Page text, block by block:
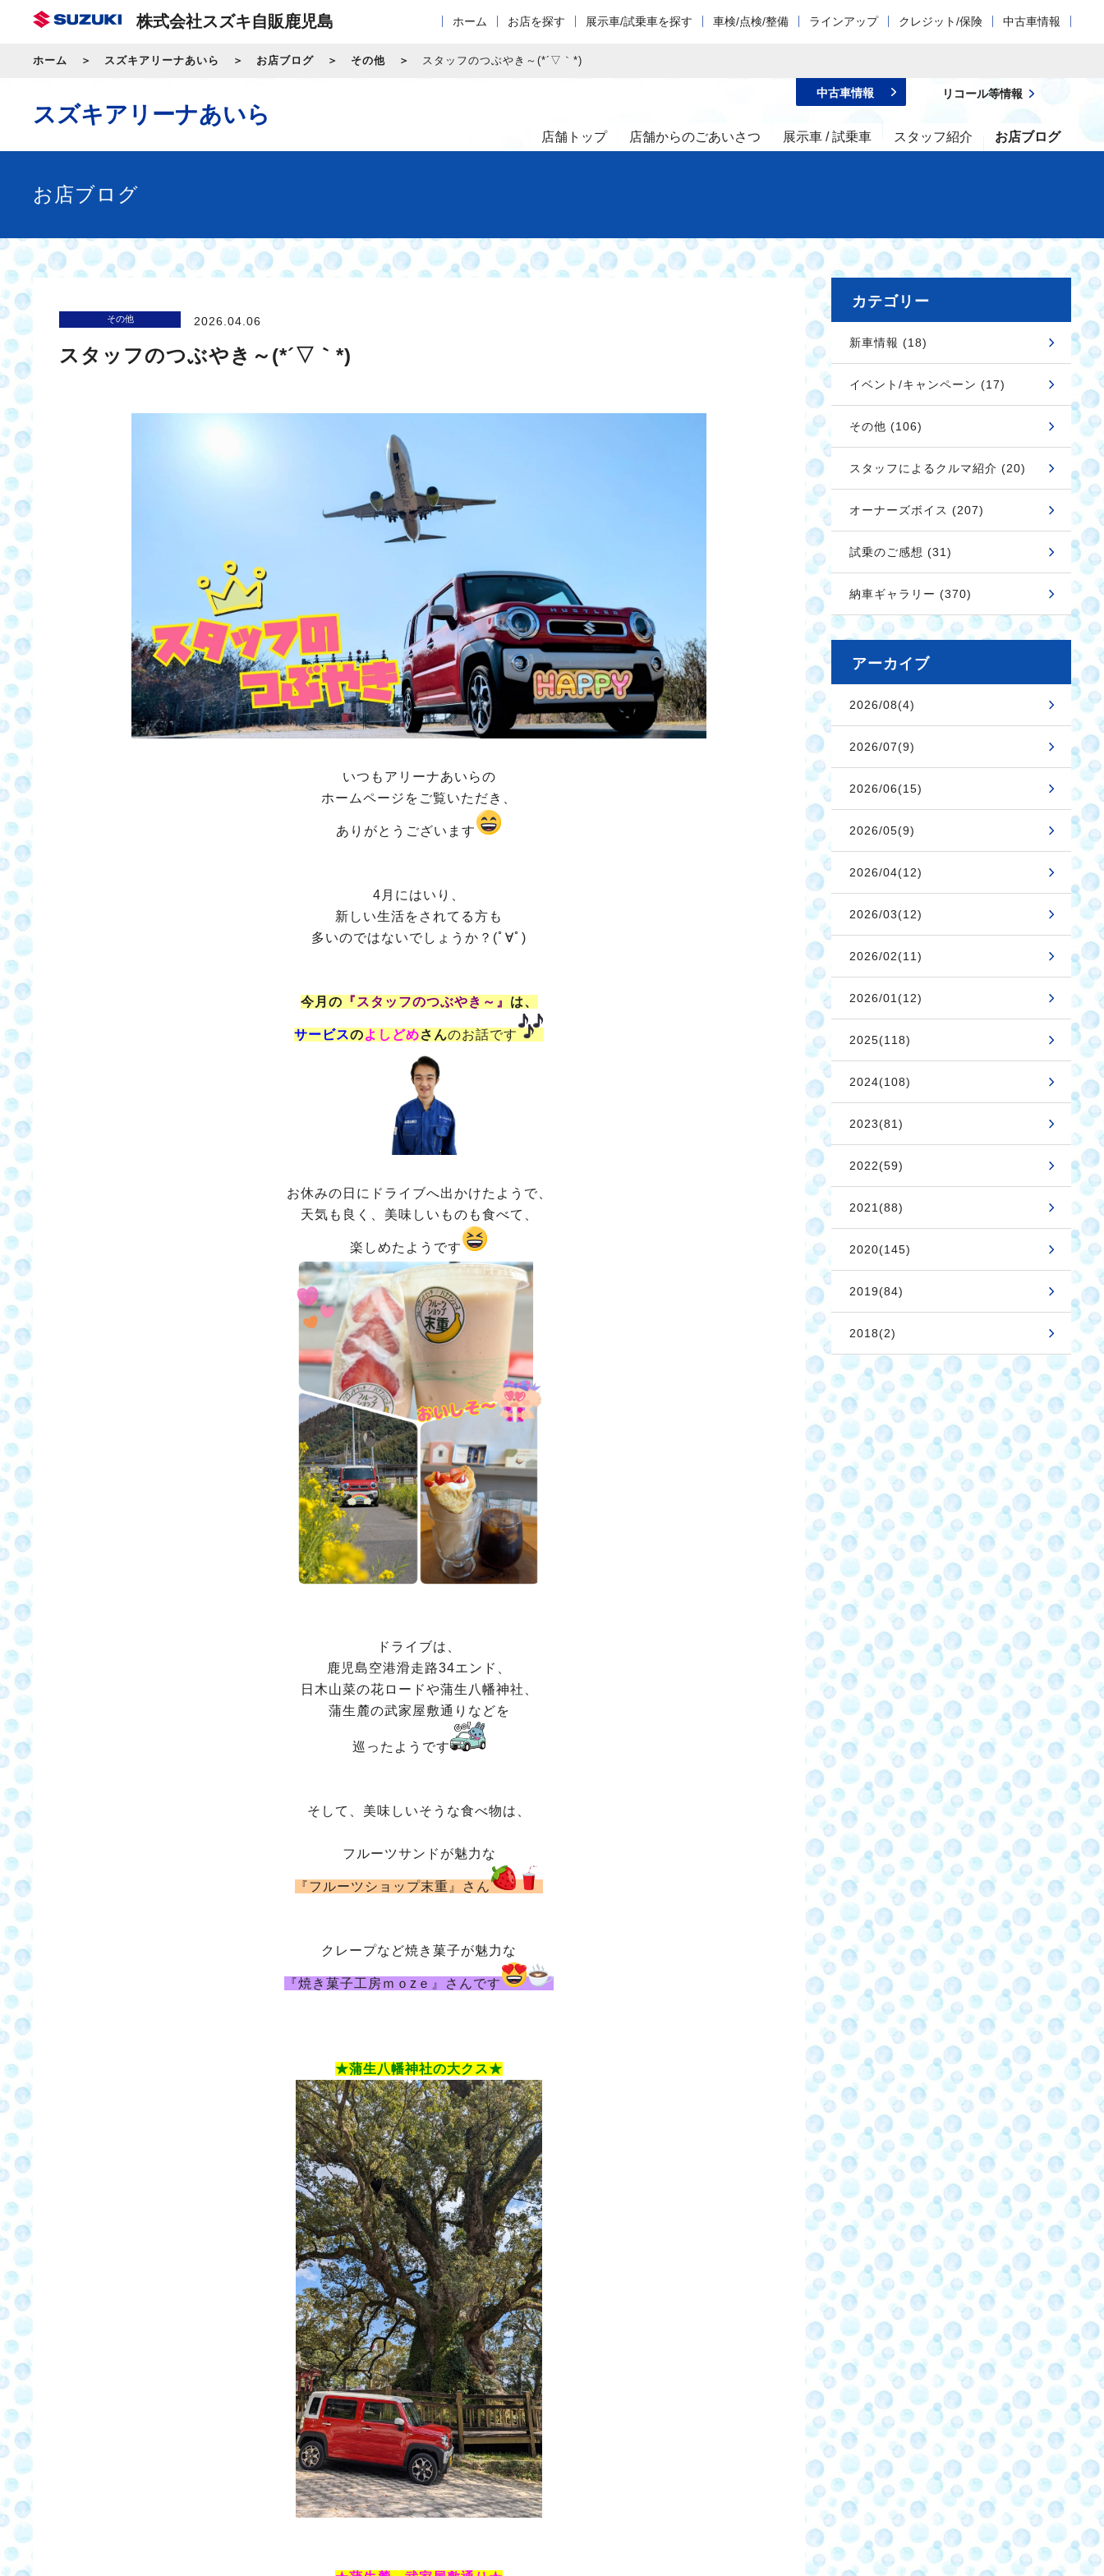
株式会社スズキ自販鹿児島 ホーム お店を探す 展示車/試乗車を探す 車検/点検/整備 ラインアップ クレジット/保険 中古車情報
ホーム スズキアリーナあいら お店ブログ その他 スタッフのつぶやき～(*´▽｀*)
スズキアリーナあいら
店舗トップ 店舗からのごあいさつ 展示車 / 試乗車 スタッフ紹介 お店ブログ
中古車情報 リコール等情報
お店ブログ
その他 2026.04.06
スタッフのつぶやき～(*´▽｀*)
いつもアリーナあいらの
ホームページをご覧いただき、
ありがとうございます
4月にはいり、
新しい生活をされてる方も
多いのではないでしょうか？(ﾟ∀ﾟ)
今月の 『スタッフのつぶやき～』 は、
サービスのよしどめさんのお話です
お休みの日にドライブへ出かけたようで、
天気も良く、美味しいものも食べて、
楽しめたようです
ドライブは、
鹿児島空港滑走路34エンド、
日木山菜の花ロードや蒲生八幡神社、
蒲生麓の武家屋敷通りなどを
巡ったようです
そして、美味しいそうな食べ物は、
フルーツサンドが魅力な
『フルーツショップ末重』さん
クレープなど焼き菓子が魅力な
『焼き菓子工房ｍｏzｅ』さんです
★蒲生八幡神社の大クス★
カテゴリー
新車情報 (18)
イベント/キャンペーン (17)
その他 (106)
スタッフによるクルマ紹介 (20)
オーナーズボイス (207)
試乗のご感想 (31)
納車ギャラリー (370)
アーカイブ
2026/08(4)
2026/07(9)
2026/06(15)
2026/05(9)
2026/04(12)
2026/03(12)
2026/02(11)
2026/01(12)
2025(118)
2024(108)
2023(81)
2022(59)
2021(88)
2020(145)
2019(84)
2018(2)